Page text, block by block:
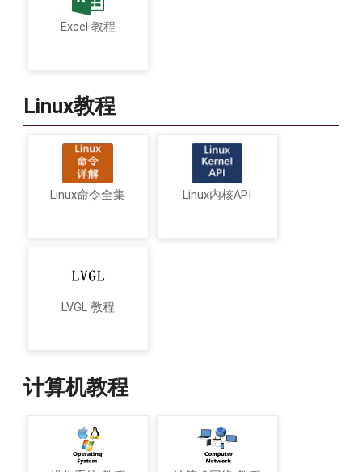
Excel 教程
Linux教程
Linux命令全集 Linux内核API
LVGL 教程
计算机教程